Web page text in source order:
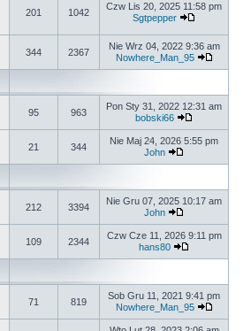
201 1042
Czw Lis 20, 2025 11:58 pm
Sgtpepper
344 2367
Nie Wrz 04, 2022 9:36 am
Nowhere_Man_95
95 963
Pon Sty 31, 2022 12:31 am
bobski66
21 344
Nie Maj 24, 2026 5:55 pm
John
212 3394
Nie Gru 07, 2025 10:17 am
John
109 2344
Czw Cze 11, 2026 9:11 pm
hans80
71 819
Sob Gru 11, 2021 9:41 pm
Nowhere_Man_95